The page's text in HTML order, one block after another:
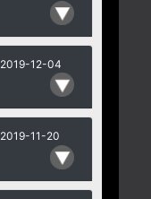
2019-12-04
2019-11-20